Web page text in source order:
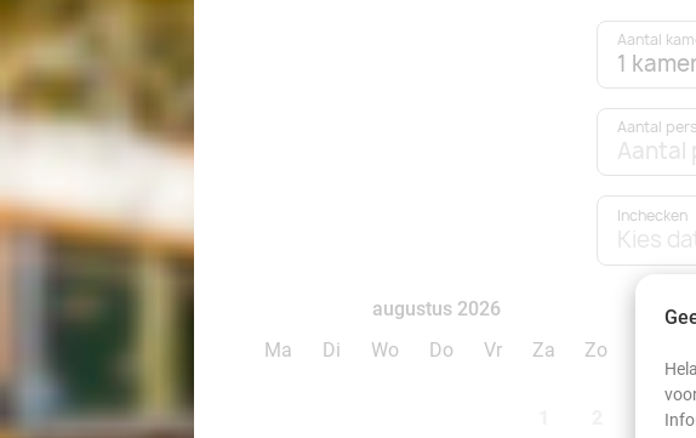
Aantal
1
Aantal
Aantal
Inchecken
Kies
augustus 2026
Ma
Di Wo Do Vr Za Zo